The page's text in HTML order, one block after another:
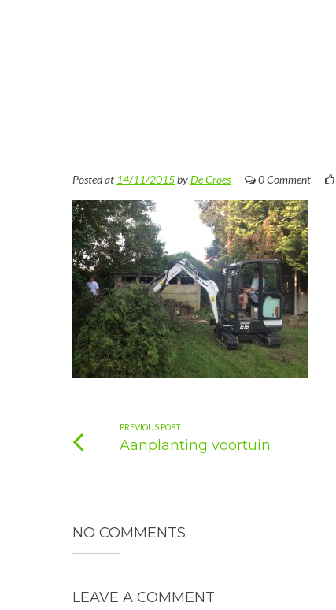
Posted at 14/11/2015byDe Croes 0 Comment
PREVIOUS POST
Aanplanting voortuin
NO COMMENTS
LEAVE A COMMENT